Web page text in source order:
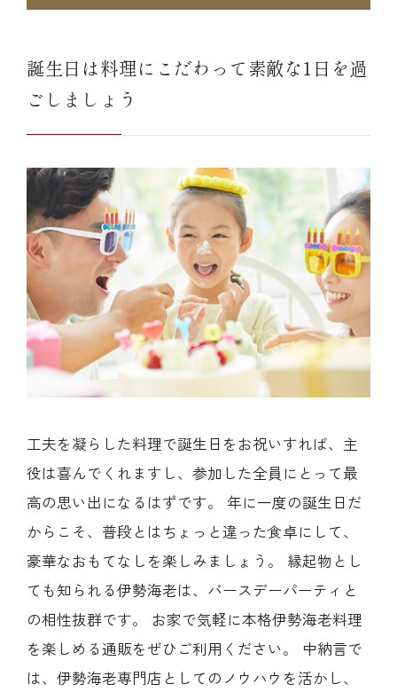
誕生日は料理にこだわって素敵な1日を過
ごしましょう
工夫を凝らした料理で誕生日をお祝いすれば、主
役は喜んでくれますし、参加した全員にとって最
高の思い出になるはずです。 年に一度の誕生日だ
からこそ、普段とはちょっと違った食卓にして、
豪華なおもてなしを楽しみましょう。 縁起物とし
ても知られる伊勢海老は、バースデーパーティと
の相性抜群です。 お家で気軽に本格伊勢海老料理
を楽しめる通販をぜひご利用ください。 中納言で
は、伊勢海老専門店としてのノウハウを活かし、